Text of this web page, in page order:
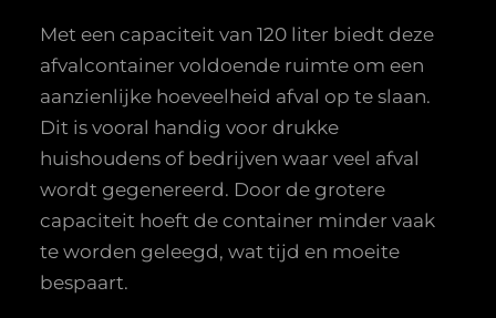
Met een capaciteit van 120 liter biedt deze
afvalcontainer voldoende ruimte om een
aanzienlijke hoeveelheid afval op te slaan.
Dit is vooral handig voor drukke
huishoudens of bedrijven waar veel afval
wordt gegenereerd. Door de grotere
capaciteit hoeft de container minder vaak
te worden geleegd, wat tijd en moeite
bespaart.